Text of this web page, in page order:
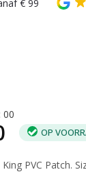
€ 99
:00
OP
PVC Patch.